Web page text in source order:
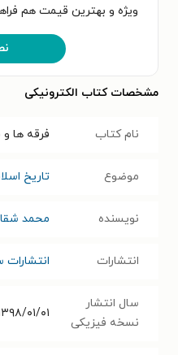
ویژه و بهترین قیمت هم
مشخصات کتاب الکترونیکی
نام کتاب فرقه ها
موضوع تاریخ
نویسنده محمد
انتشارات
سال انتشار
نسخه فیزیکی
۱۳۹۸/۰۱/